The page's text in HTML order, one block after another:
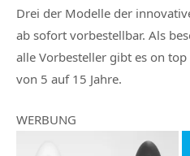
Drei der Modelle der
ab sofort vorbestellbar. Als
alle Vorbesteller gibt es on
von 5 auf 15 Jahre.
WERBUNG